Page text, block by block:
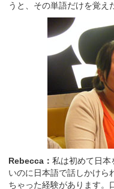
うと、その単語だけを覚え
Rebecca： 私は初めて日本
いのに日本語で話しかけら
ちゃった経験があります。